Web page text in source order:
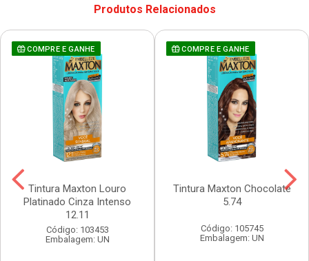
Produtos Relacionados
COMPRE E GANHE
Tintura Maxton Louro
Platinado Cinza Intenso
12.11
Código: 103453
Embalagem: UN
COMPRE E GANHE
Tintura Maxton Chocolate
5.74
Código: 105745
Embalagem: UN